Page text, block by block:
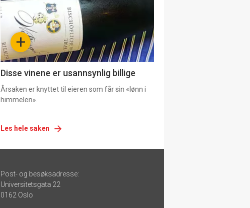
nå
6 +
Disse vinene er usannsynlig billige
Årsaken er knyttet til eieren som får sin «lønn i
himmelen».
Les hele saken
Post- og besøksadresse:
Universitetsgata 22
0162 Oslo